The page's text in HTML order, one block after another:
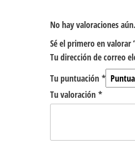
No hay valoraciones aún.
Sé el primero en valorar
Tu dirección de correo
Tu puntuación *
Tu valoración *